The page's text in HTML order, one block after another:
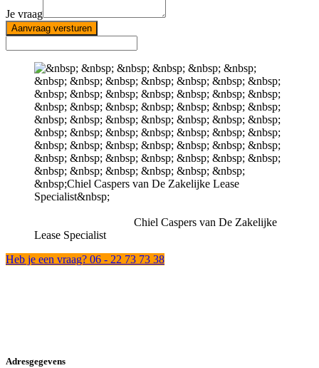
Je vraag
Aanvraag versturen
Chiel Caspers van De Zakelijke
Lease Specialist
Heb je een vraag? 06 - 22 73 73 38
Adresgegevens